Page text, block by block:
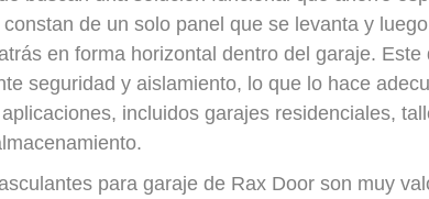
de un solo panel que se levanta y
en forma horizontal dentro del garaje. Este
seguridad y aislamiento, lo que lo hace
incluidos garajes residenciales,
para garaje de Rax Door son muy